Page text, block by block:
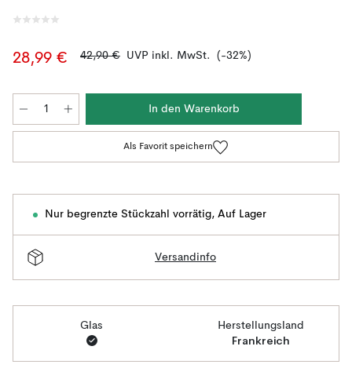
28,99 € 42,90 € UVP inkl. MwSt. (-32%)
In den Warenkorb
Als Favorit speichern
Nur begrenzte Stückzahl vorrätig, Auf Lager
Versandinfo
Glas Herstellungsland
Frankreich